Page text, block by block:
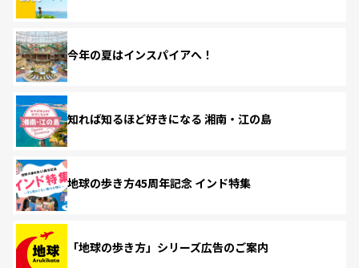
今年の夏はインスパイアへ！
知れば知るほど好きになる 湘南・江の島
地球の歩き方45周年記念 インド特集
「地球の歩き方」シリーズ広告のご案内